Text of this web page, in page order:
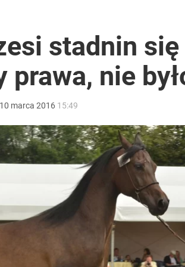
reakcja Moskwy na słowa Nawrockiego
„Cała Europa nam go zazdrości”
zostały w pamięci
stadnin
prawa, nie
10 marca 2016 15:49